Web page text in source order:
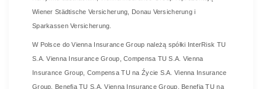
Wiener Städtische Versicherung, Donau Versicherung i
Sparkassen Versicherung.
W Polsce do Vienna Insurance Group należą spółki InterRisk TU
S.A. Vienna Insurance Group, Compensa TU S.A. Vienna
Insurance Group, Compensa TU na Źycie S.A. Vienna Insurance
Group, Benefia TU S.A. Vienna Insurance Group, Benefia TU na